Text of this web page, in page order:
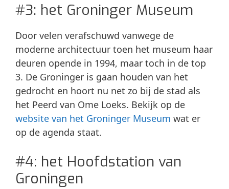
#3: het Groninger Museum
Door velen verafschuwd vanwege de
moderne architectuur toen het museum haar
deuren opende in 1994, maar toch in de top
3. De Groninger is gaan houden van het
gedrocht en hoort nu net zo bij de stad als
het Peerd van Ome Loeks. Bekijk op de
website van het Groninger Museum wat er
op de agenda staat.
#4: het Hoofdstation van
Groningen